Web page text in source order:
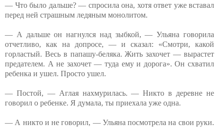
— Что было дальше? — спросила она, хотя ответ уже вставал
перед ней страшным ледяным монолитом.
— А дальше он нагнулся над зыбкой, — Ульяна говорила
отчетливо, как на допросе, — и сказал: «Смотри, какой
горластый. Весь в папашу-беляка. Жить захочет — вырастет
предателем. А не захочет — туда ему и дорога». Он схватил
ребенка и ушел. Просто ушел.
— Постой, — Аглая нахмурилась. — Никто в деревне не
говорил о ребенке. Я думала, ты приехала уже одна.
— А никто и не говорил, — Ульяна посмотрела на свои руки.